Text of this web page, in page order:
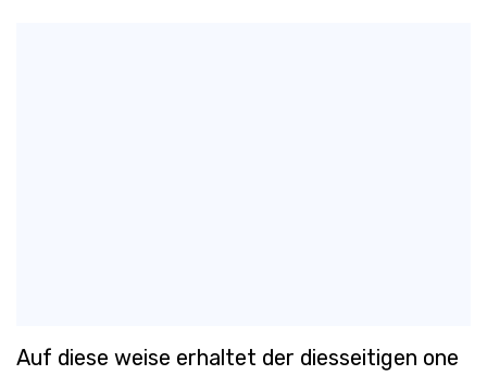
Auf diese weise erhaltet der diesseitigen one